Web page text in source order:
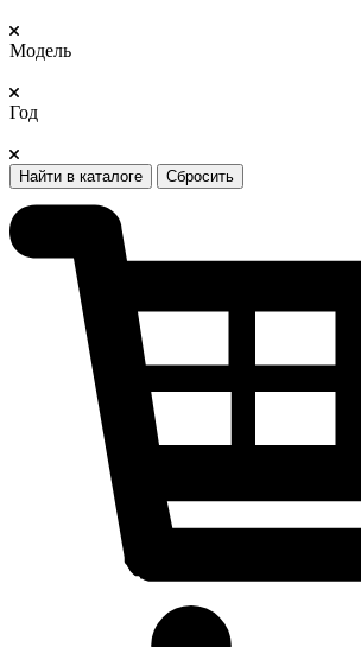
Модель
Год
Найти в каталоге Сбросить